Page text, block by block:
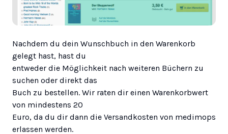
Nachdem du dein Wunschbuch in den Warenkorb
gelegt hast, hast du
entweder die Möglichkeit nach weiteren Büchern zu
suchen oder direkt das
Buch zu bestellen. Wir raten dir einen Warenkorbwert
von mindestens 20
Euro, da du dir dann die Versandkosten von medimops
erlassen werden.